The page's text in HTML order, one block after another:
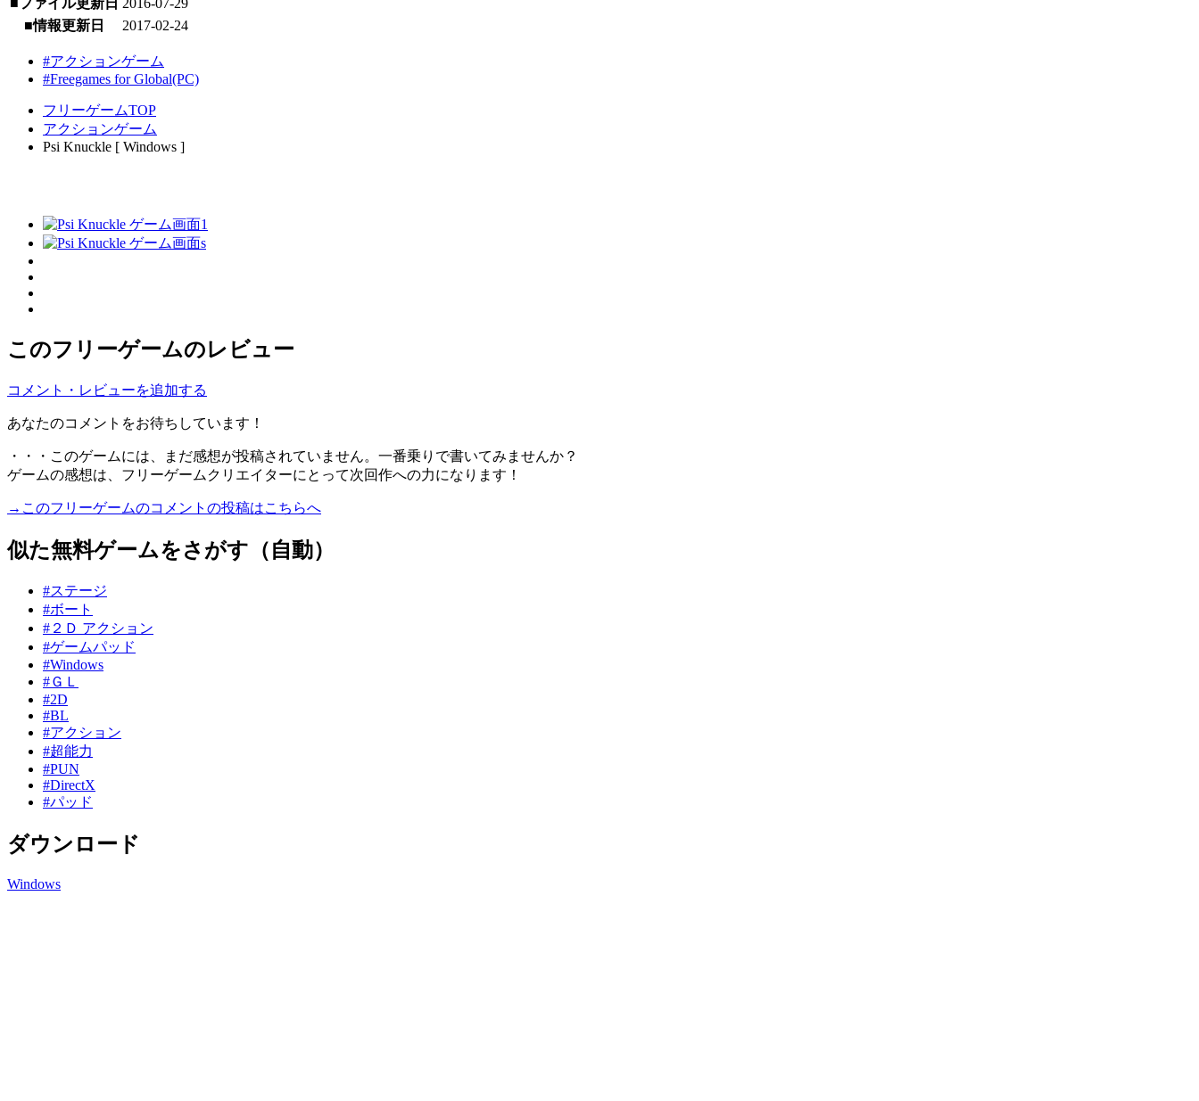
■ファイル更新日 2016-07-29
■情報更新日
2017-02-24
#アクションゲーム
#Freegames for Global(PC)
フリーゲームTOP
アクションゲーム
Psi Knuckle [ Windows ]
このフリーゲームのレビュー
コメント・レビューを追加する
あなたのコメントをお待ちしています！
・・・このゲームには、まだ感想が投稿されていません。一番乗りで書いてみませんか？
ゲームの感想は、フリーゲームクリエイターにとって次回作への力になります！
→このフリーゲームのコメントの投稿はこちらへ
似た無料ゲームをさがす（自動）
#ステージ
#ボート
#２Ｄ アクション
#ゲームパッド
#Windows
#ＧＬ
#2D
#BL
#アクション
#超能力
#PUN
#DirectX
#パッド
ダウンロード
Windows